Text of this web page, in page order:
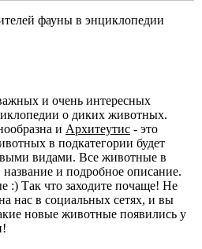
фауны в энциклопедии
и очень интересных
о диких животных.
и Архитеутис - это
в подкатегории будет
видами. Все животные в
и подробное описание.
:) Так что заходите почаще! Не
нас в социальных сетях, и вы
новые животные появились у